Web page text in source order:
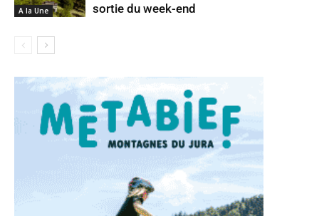
A la Une
sortie du week-end